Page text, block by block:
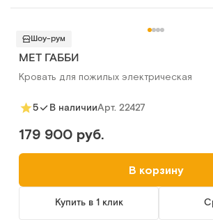
Шоу-рум
MET ГАББИ
Кровать для пожилых электрическая
5 В наличииАрт. 22427
179 900 руб.
В корзину
Купить в 1 клик